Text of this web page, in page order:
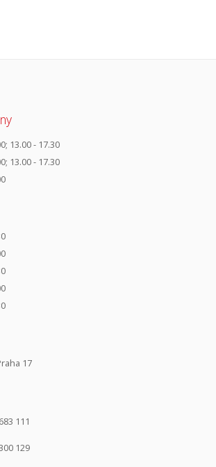
13.00 - 17.30
13.00 - 17.30
17
111
129